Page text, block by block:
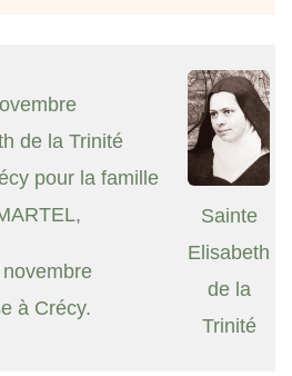
de la Trinité
pour la famille
à Crécy.
Sainte
Elisabeth
de la
Trinité